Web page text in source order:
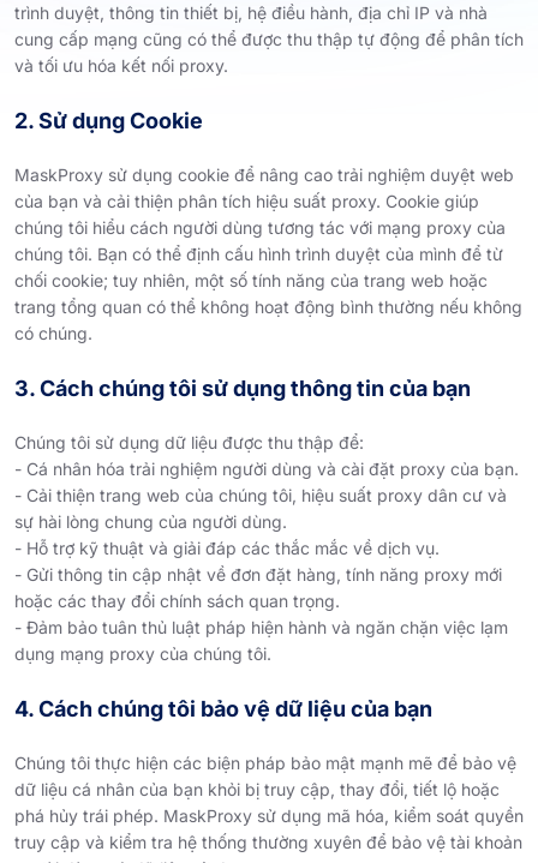
trình duyệt, thông tin thiết bị, hệ điều hành, địa chỉ IP và nhà
cung cấp mạng cũng có thể được thu thập tự động để phân tích
và tối ưu hóa kết nối proxy.
2. Sử dụng Cookie
MaskProxy sử dụng cookie để nâng cao trải nghiệm duyệt web
của bạn và cải thiện phân tích hiệu suất proxy. Cookie giúp
chúng tôi hiểu cách người dùng tương tác với mạng proxy của
chúng tôi. Bạn có thể định cấu hình trình duyệt của mình để từ
chối cookie; tuy nhiên, một số tính năng của trang web hoặc
trang tổng quan có thể không hoạt động bình thường nếu không
có chúng.
3. Cách chúng tôi sử dụng thông tin của bạn
Chúng tôi sử dụng dữ liệu được thu thập để:
- Cá nhân hóa trải nghiệm người dùng và cài đặt proxy của bạn.
- Cải thiện trang web của chúng tôi, hiệu suất proxy dân cư và
sự hài lòng chung của người dùng.
- Hỗ trợ kỹ thuật và giải đáp các thắc mắc về dịch vụ.
- Gửi thông tin cập nhật về đơn đặt hàng, tính năng proxy mới
hoặc các thay đổi chính sách quan trọng.
- Đảm bảo tuân thủ luật pháp hiện hành và ngăn chặn việc lạm
dụng mạng proxy của chúng tôi.
4. Cách chúng tôi bảo vệ dữ liệu của bạn
Chúng tôi thực hiện các biện pháp bảo mật mạnh mẽ để bảo vệ
dữ liệu cá nhân của bạn khỏi bị truy cập, thay đổi, tiết lộ hoặc
phá hủy trái phép. MaskProxy sử dụng mã hóa, kiểm soát quyền
truy cập và kiểm tra hệ thống thường xuyên để bảo vệ tài khoản